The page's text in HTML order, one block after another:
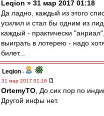
Leqion » 31 мар 2017 01:18
Да ладно, каждый из этого
усилил и стал бы одним из
каждый - практически
выиграть в лотерею - надо
билет...
Leqion -
31 мар 2017 01:18
OrtemyTO , До сих пор по
Другой инфы нет.